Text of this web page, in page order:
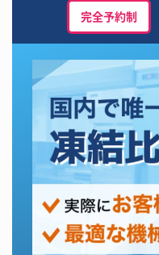
完全予約制